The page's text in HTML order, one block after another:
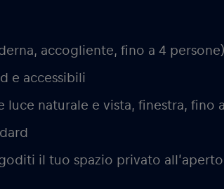
accogliente, fino a 4 persone)
e accessibili
luce naturale e vista, finestra, fino
il tuo spazio privato